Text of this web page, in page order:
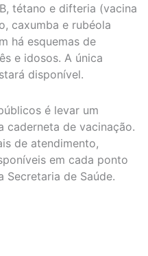
tétano e difteria (vacina
caxumba e rubéola
há esquemas de
e idosos. A única
disponível.
é levar um
caderneta de vacinação.
de atendimento,
em cada ponto
Secretaria de Saúde.